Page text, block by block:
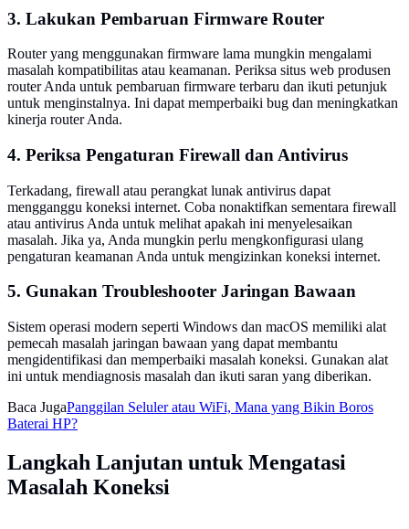
3. Lakukan Pembaruan Firmware Router
Router yang menggunakan firmware lama mungkin mengalami
masalah kompatibilitas atau keamanan. Periksa situs web produsen
router Anda untuk pembaruan firmware terbaru dan ikuti petunjuk
untuk menginstalnya. Ini dapat memperbaiki bug dan meningkatkan
kinerja router Anda.
4. Periksa Pengaturan Firewall dan Antivirus
Terkadang, firewall atau perangkat lunak antivirus dapat
mengganggu koneksi internet. Coba nonaktifkan sementara firewall
atau antivirus Anda untuk melihat apakah ini menyelesaikan
masalah. Jika ya, Anda mungkin perlu mengkonfigurasi ulang
pengaturan keamanan Anda untuk mengizinkan koneksi internet.
5. Gunakan Troubleshooter Jaringan Bawaan
Sistem operasi modern seperti Windows dan macOS memiliki alat
pemecah masalah jaringan bawaan yang dapat membantu
mengidentifikasi dan memperbaiki masalah koneksi. Gunakan alat
ini untuk mendiagnosis masalah dan ikuti saran yang diberikan.
Baca JugaPanggilan Seluler atau WiFi, Mana yang Bikin Boros
Baterai HP?
Langkah Lanjutan untuk Mengatasi
Masalah Koneksi